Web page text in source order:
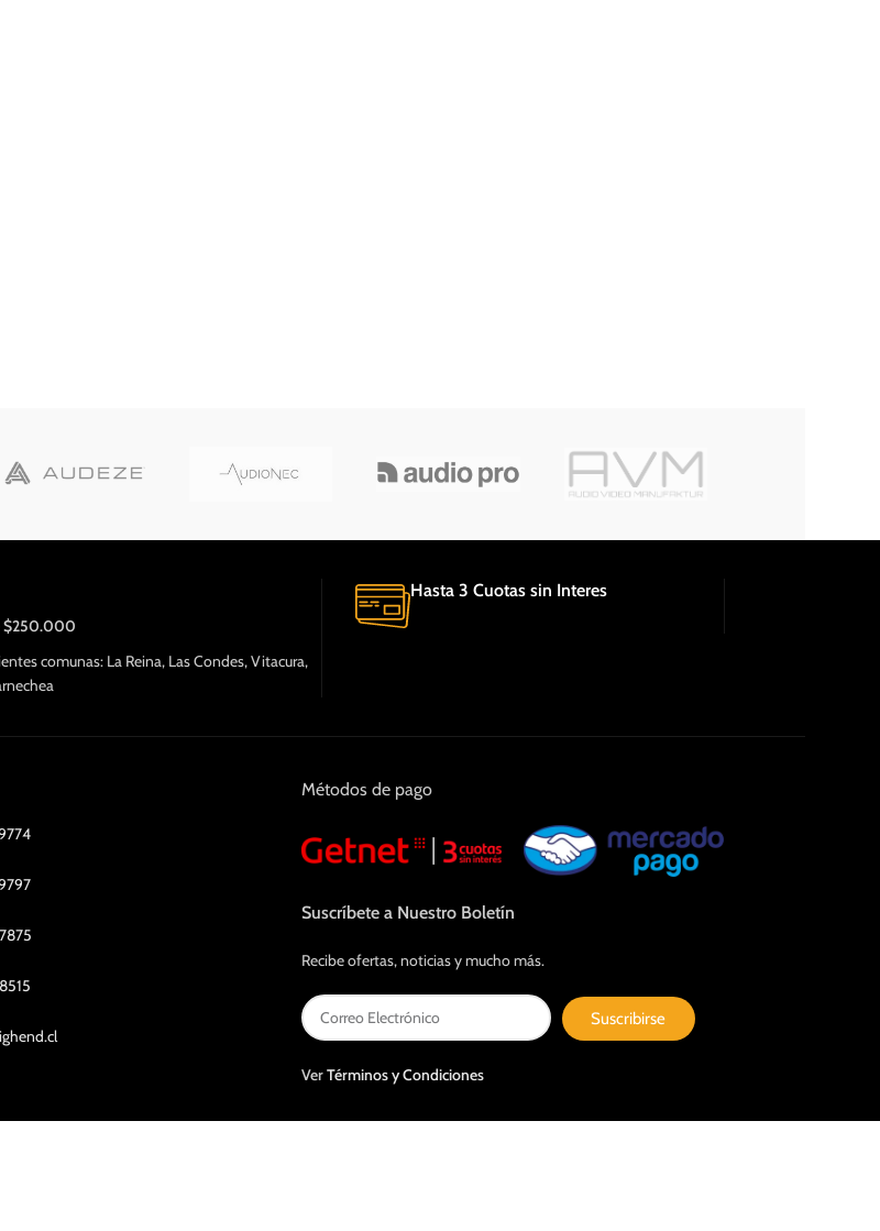
$250.000
comunas: La Reina, Las Condes, Vitacura,
Hasta 3 Cuotas sin Interes
Métodos de pago
Suscríbete a Nuestro Boletín
Recibe ofertas, noticias y mucho más.
Suscribirse
VerTérminos y Condiciones